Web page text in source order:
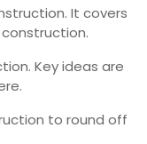
It covers
Key ideas are
to round off